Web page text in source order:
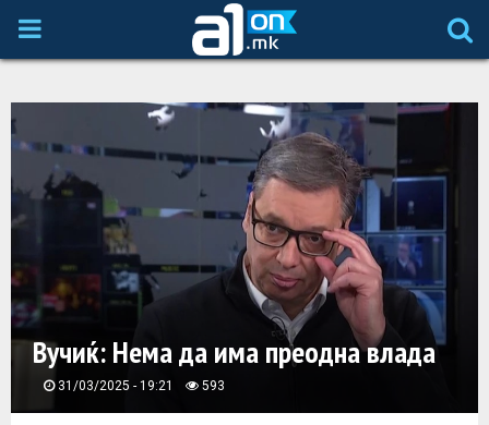
P
I
M
A
R
Вучиќ: Нема да има преодна влада
31/03/2025 - 19:21 593